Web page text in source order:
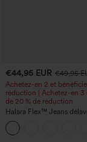
€44,95 EUR €49,95
Achetez-en 2 et
réduction | Achetez-en 3
de 20 % de réduction
Halara Flex™ Jeans
décontractés, coupe
large, taille basse
zippées